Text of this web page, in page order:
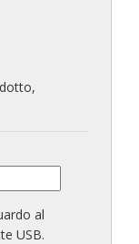
al
USB.